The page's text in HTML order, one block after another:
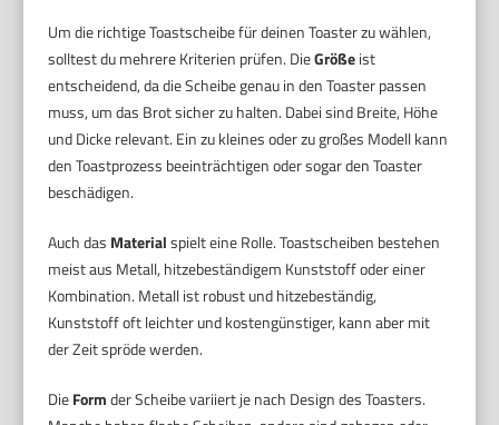
Um die richtige Toastscheibe für deinen Toaster zu wählen,
solltest du mehrere Kriterien prüfen. DieGrößeist
entscheidend, da die Scheibe genau in den Toaster passen
muss, um das Brot sicher zu halten. Dabei sind Breite, Höhe
und Dicke relevant. Ein zu kleines oder zu großes Modell kann
den Toastprozess beeinträchtigen oder sogar den Toaster
beschädigen.
Auch das Materialspielt eine Rolle. Toastscheiben bestehen
meist aus Metall, hitzebeständigem Kunststoff oder einer
Kombination. Metall ist robust und hitzebeständig,
Kunststoff oft leichter und kostengünstiger, kann aber mit
der Zeit spröde werden.
DieFormder Scheibe variiert je nach Design des Toasters.